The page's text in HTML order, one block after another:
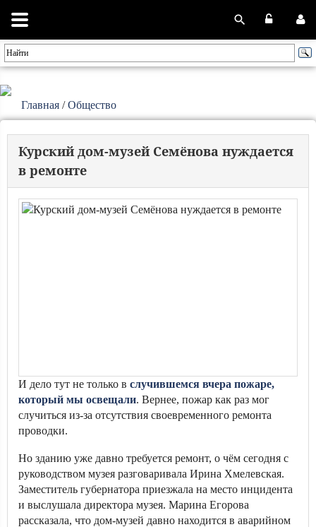
Главная /Общество
Курский дом-музей Семёнова нуждается
в ремонте
И дело тут не только в случившемся вчера пожаре,
который мы освещали. Вернее, пожар как раз мог
случиться из-за отсутствия своевременного ремонта
проводки.
Но зданию уже давно требуется ремонт, о чём сегодня с
руководством музея разговаривала Ирина Хмелевская.
Заместитель губернатора приезжала на место инцидента
и выслушала директора музея. Марина Егорова
рассказала, что дом-музей давно находится в аварийном